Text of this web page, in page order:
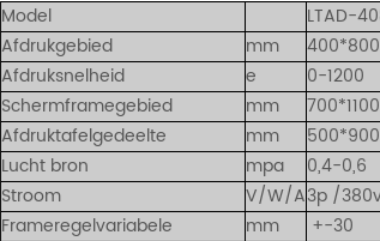
Model LTAD-
Afdrukgebied
mm 400*800
Afdruksnelheid
e 0-1200
Schermframegebied
mm 700*1100
Afdruktafelgedeelte
mm 500*900
Lucht bron
mpa 0,4-0,6
Stroom
V/W/A3p /
Frameregelvariabele
mm +-30